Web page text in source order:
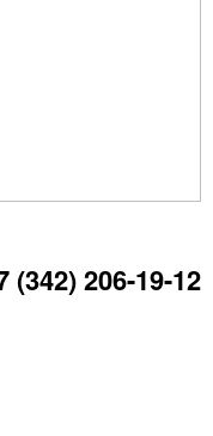
(342) 206-19-12